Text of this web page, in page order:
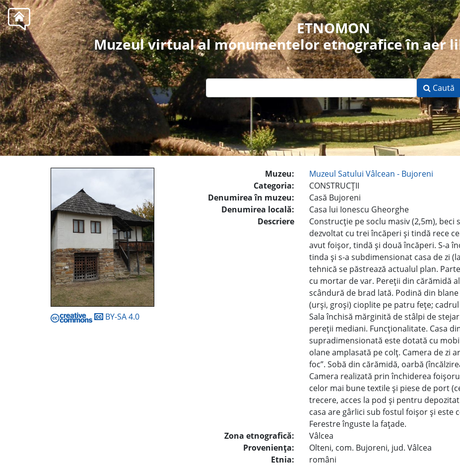
ETNOMON
Muzeul virtual al monumentelor etnografice în aer
Caută
BY-SA 4.0
Muzeu:
Muzeul Satului Vâlcean - Bujoreni
Categoria:
CONSTRUCŢII
Denumirea în muzeu:
Casă Bujoreni
Denumirea locală:
Casa lui Ionescu Gheorghe
Descriere
Construcţie pe soclu masiv (2,5m), beci
dezvoltat cu trei încăperi şi tindă rece
avut foişor, tindă şi două încăperi. S-a
tinda şi s-a subdimensionat casa de zi
tehnică se păstrează actualul plan.
cu mortar de var. Pereţii din cărămidă
scândură de brad lată. Podină din
(urşi, groşi) cioplite pe patru feţe;
Sala închisă mărginită de stâlpi de
pereţii mediani. Funcţionalitate. Casa
supradimensionată este dotată cu
olane amplasată pe colţ. Camera de zi
foc”. Sobă din cărămidă, oarbă
Camera realizată prin închiderea
celor mai bune textile şi piese de port
trecere, acces la pod şi pentru
casa are gârlici sub fostul foişor şi
Ferestre înguste la faţade.
Zona etnografică:
Vâlcea
Provenienţa:
Olteni, com. Bujoreni, jud. Vâlcea
Etnia:
români